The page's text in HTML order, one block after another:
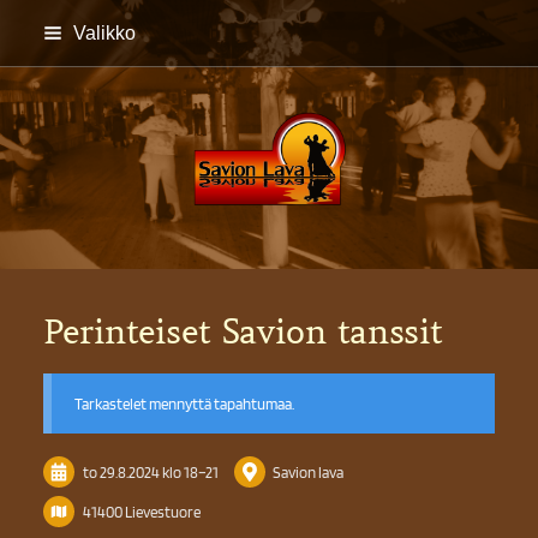
Siirry
sivun
sisältöön
Valikko
Savion lava
Perinteiset Savion tanssit
Tarkastelet mennyttä tapahtumaa.
to 29.8.2024klo 18–21 Savion lava
41400 Lievestuore